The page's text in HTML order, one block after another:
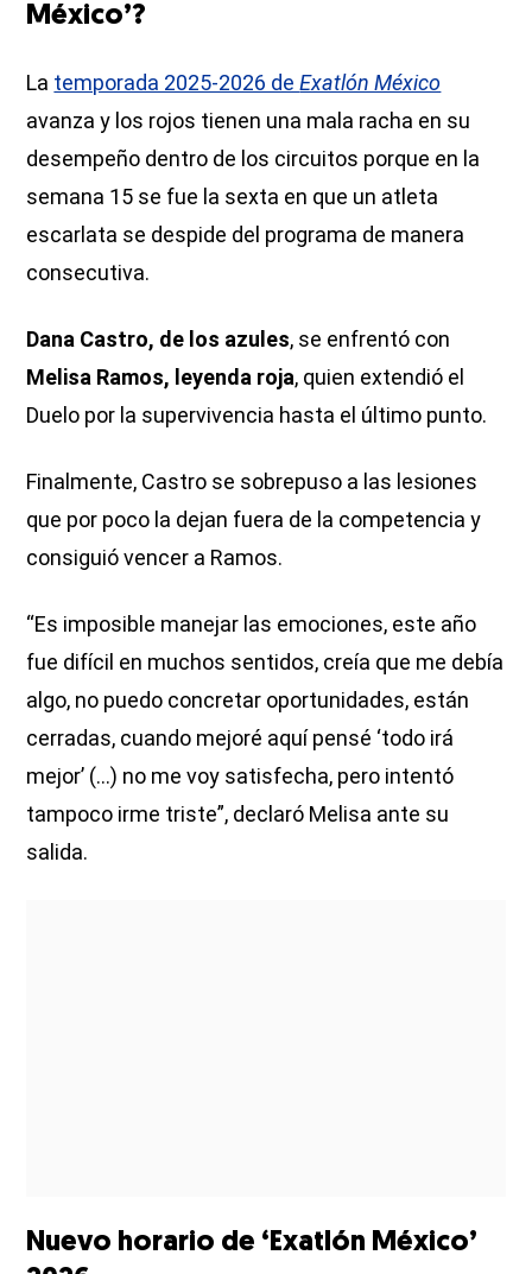
México’?
La temporada 2025-2026 deExatlón México
avanza y los rojos tienen una mala racha en su
desempeño dentro de los circuitos porque en la
semana 15 se fue la sexta en que un atleta
escarlata se despide del programa de manera
consecutiva.
Dana Castro, de los azules, se enfrentó con
Melisa Ramos, leyenda roja, quien extendió el
Duelo por la supervivencia hasta el último punto.
Finalmente, Castro se sobrepuso a las lesiones
que por poco la dejan fuera de la competencia y
consiguió vencer a Ramos.
“Es imposible manejar las emociones, este año
fue difícil en muchos sentidos, creía que me debía
algo, no puedo concretar oportunidades, están
cerradas, cuando mejoré aquí pensé ‘todo irá
mejor’ (...) no me voy satisfecha, pero intentó
tampoco irme triste”, declaró Melisa ante su
salida.
Nuevo horario de ‘Exatlón México’